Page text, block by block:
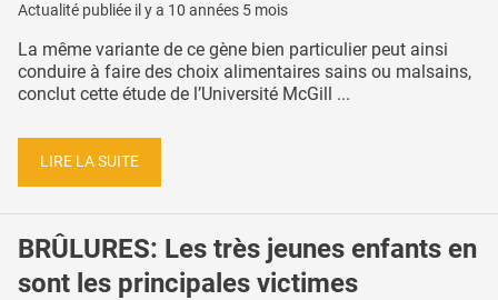
Actualité publiée il y a 10 années 5 mois
La même variante de ce gène bien particulier peut ainsi
conduire à faire des choix alimentaires sains ou malsains,
conclut cette étude de l’Université McGill ...
LIRE LA SUITE
BRÛLURES: Les très jeunes enfants en
sont les principales victimes